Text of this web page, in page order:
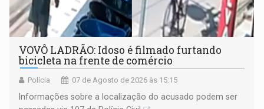
VOVÔ LADRÃO: Idoso é filmado furtando
bicicleta na frente de comércio
Polícia 07 de Agosto de 2026 às 15:15
Informações sobre a localização do acusado podem ser